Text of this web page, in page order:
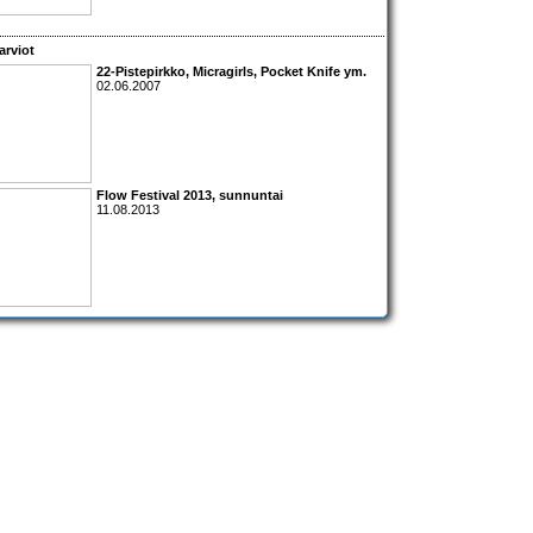
22-Pistepirkko, Micragirls, Pocket Knife ym.
02.06.2007
Flow Festival 2013, sunnuntai
11.08.2013